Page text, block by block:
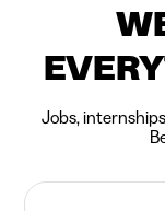
Jobs,